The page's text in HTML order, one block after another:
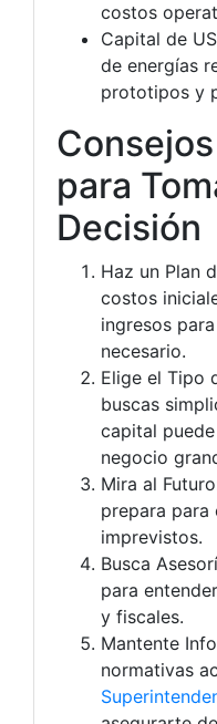
costos
Capital de
de energías
prototipos y
para
Decisión
Haz un Plan
costos
ingresos
necesario.
Elige el Tipo
buscas
capital
negocio
Mira al
prepara para
imprevistos.
Busca
para
y fiscales.
Mantente
normativas